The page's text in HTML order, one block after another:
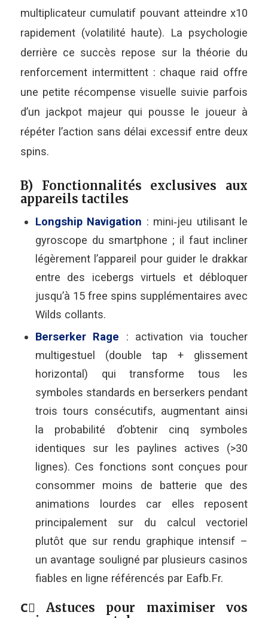
multiplicateur cumulatif pouvant atteindre x10
rapidement (volatilité haute). La psychologie
derrière ce succès repose sur la théorie du
renforcement intermittent : chaque raid offre
une petite récompense visuelle suivie parfois
d’un jackpot majeur qui pousse le joueur à
répéter l’action sans délai excessif entre deux
spins.
B) Fonctionnalités exclusives aux
appareils tactiles
Longship Navigation : mini‑jeu utilisant le
gyroscope du smartphone ; il faut incliner
légèrement l’appareil pour guider le drakkar
entre des icebergs virtuels et débloquer
jusqu’à 15 free spins supplémentaires avec
Wilds collants.
Berserker Rage : activation via toucher
multigestuel (double tap + glissement
horizontal) qui transforme tous les
symboles standards en berserkers pendant
trois tours consécutifs, augmentant ainsi
la probabilité d’obtenir cinq symboles
identiques sur les paylines actives (>30
lignes). Ces fonctions sont conçues pour
consommer moins de batterie que des
animations lourdes car elles reposent
principalement sur du calcul vectoriel
plutôt que sur rendu graphique intensif –
un avantage souligné par plusieurs casinos
fiables en ligne référencés par Eafb.Fr.
C️⃣ Astuces pour maximiser vos